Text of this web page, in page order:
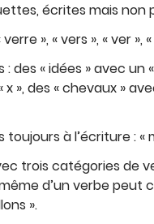
écrites mais non
», « vers », « ver »,
« idées » avec un
», des « chevaux »
à l’écriture : «
trois catégories de
d’un verbe peut
».